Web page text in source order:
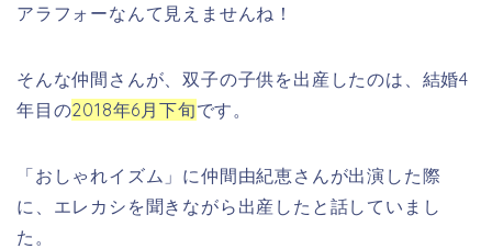
アラフォーなんて見えませんね！
そんな仲間さんが、双子の子供を出産したのは、結婚4
年目の2018年6月下旬です。
「おしゃれイズム」に仲間由紀恵さんが出演した際
に、エレカシを聞きながら出産したと話していまし
た。